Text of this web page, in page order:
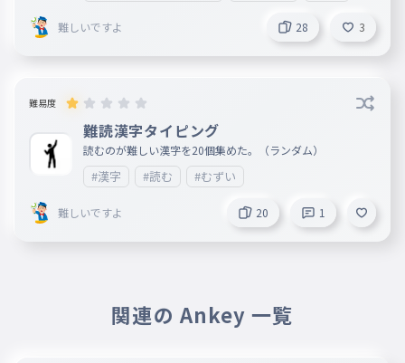
027
幸せは結果ではなく過程の中にある
しあわせはけっかではなくかていのなかにある
HP2600
028 s
難しいですよ 28 3
難易度
難読漢字タイピング
読むのが難しい漢字を20個集めた。（ランダム）
#漢字 #読む #むずい
難しいですよ 20 1
関連の Ankey 一覧